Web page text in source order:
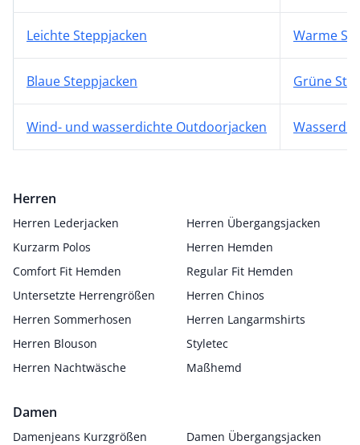
Leichte Steppjacken Warme
Blaue Steppjacken Grüne
Wind- und wasserdichte Outdoorjacken
Herren
Herren Lederjacken
Herren Übergangsjacken
Kurzarm Polos
Herren Hemden
Comfort Fit Hemden
Regular Fit Hemden
Untersetzte Herrengrößen
Herren Chinos
Herren Sommerhosen
Herren Langarmshirts
Herren Blouson
Styletec
Herren Nachtwäsche
Maßhemd
Damen
Damenjeans Kurzgrößen
Damen Übergangsjacken